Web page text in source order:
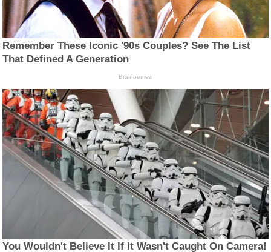
Remember These Iconic '90s Couples? See The List
That Defined A Generation
Brainberries
You Wouldn't Believe It If It Wasn't Caught On Camera!